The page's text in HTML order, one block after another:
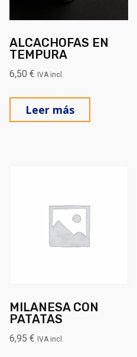
ALCACHOFAS EN
TEMPURA
6,50€ IVA incl.
Leer más
MILANESA CON
PATATAS
6,95€ IVA incl.